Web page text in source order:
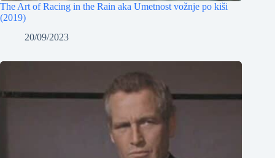
The Art of Racing in the Rain aka Umetnost vožnje po kiši
(2019)
20/09/2023